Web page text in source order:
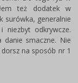
też dodatek w
surówka, generalnie
niezbyt odkrywcze.
smaczne. Nie
na sposób nr 1